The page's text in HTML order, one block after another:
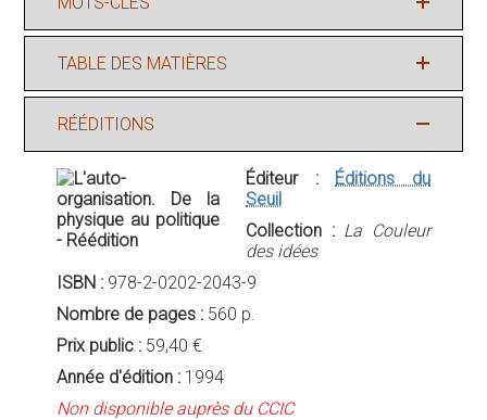
TABLE DES MATIÈRES
RÉÉDITIONS
Éditeur :
Éditions du
Seuil
Collection : La Couleur
des idées
ISBN : 978-2-0202-2043-9
Nombre de pages : 560 p.
Prix public : 59,40 €
Année d'édition : 1994
Non disponible auprès du CCIC